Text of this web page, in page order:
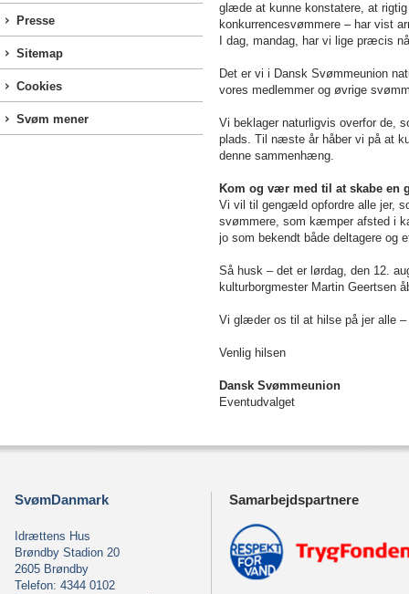
Presse
Sitemap
Cookies
Svøm mener
glæde at kunne konstatere, at
konkurrencesvømmere – har vist
I dag, mandag, har vi lige præcis
Det er vi i Dansk Svømmeunion
vores medlemmer og øvrige
Vi beklager naturligvis overfor de,
plads. Til næste år håber vi på at
denne sammenhæng.
Kom og vær med til at skabe en
Vi vil til gengæld opfordre alle jer,
svømmere, som kæmper afsted i
jo som bekendt både deltagere og
Så husk – det er lørdag, den 12.
kulturborgmester Martin Geertsen
Vi glæder os til at hilse på jer alle
Venlig hilsen
Dansk Svømmeunion
Eventudvalget
SvømDanmark
Idrættens Hus
Brøndby Stadion 20
2605 Brøndby
Telefon: 4344 0102
Samarbejdspartnere